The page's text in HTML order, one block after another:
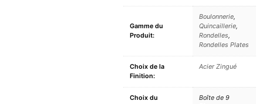
Gamme du
Produit:
Boulonnerie,
Quincaillerie,
Rondelles,
Rondelles Plates
Choix de la
Finition:
Acier Zingué
Choix du
Boîte de 9